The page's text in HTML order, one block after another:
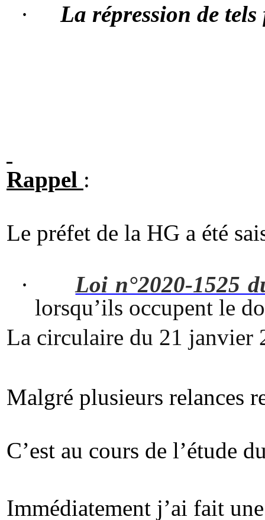
· La répression de tels
Rappel :
Le préfet de la HG a été
·
Loi n°2020-1525
lorsqu’ils occupent le
La circulaire du 21 janvier
Malgré plusieurs relances
C’est au cours de l’étude
Immédiatement j’ai fait